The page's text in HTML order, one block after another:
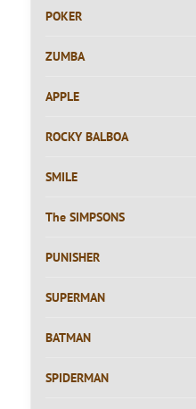
POKER
ZUMBA
APPLE
ROCKY BALBOA
SMILE
The SIMPSONS
PUNISHER
SUPERMAN
BATMAN
SPIDERMAN